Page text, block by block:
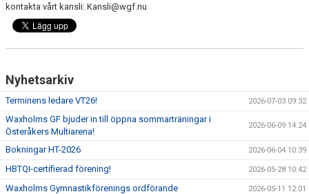
kontakta vårt kansli: Kansli@wgf.nu
Nyhetsarkiv
Terminens ledare VT26! 2026-07-03 09:32
Waxholms GF bjuder in till öppna sommarträningar i
Österåkers Multiarena!
2026-06-09 14:24
Bokningar HT-2026 2026-06-04 10:39
HBTQI-certifierad förening! 2026-05-28 10:42
Waxholms Gymnastikförenings ordförande 2026-05-11 12:01